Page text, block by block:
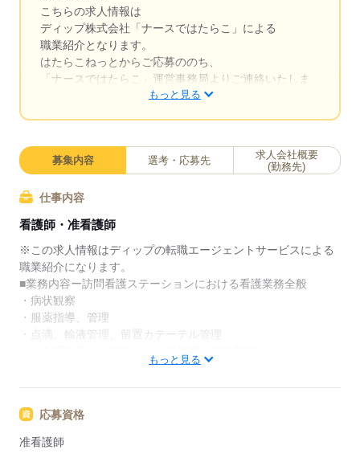
こちらの求人情報は
ディップ株式会社「ナースではたらこ」による
職業紹介となります。
はたらこねっとからご応募ののち、
「ナースではたらこ」運営事務局よりご連絡いたしま
求職中の看護師さんの転職を専任の
キャリアアドバイザーが入職まで無料でサポートいた
日本最大級の求人情報の中からぴったりな求人をご紹
介。
履歴書作成のアドバイスや面接日の調整だけでなく、
お給料、お休み、入職時期の交渉もサポートします。
【もちろん無料】
費用は一切かかりません。
もっと見る
募集内容 選考・応募先
求人会社概要
(勤務先)
仕事内容
看護師・准看護師
※この求人情報はディップの転職エージェントサービスによる
職業紹介になります。
■業務内容ー訪問看護ステーションにおける看護業務全般
・病状観察
・服薬指導、管理
・点滴、輸液管理、留置カテーテル管理
●訪問先：在宅、施設
●訪問方法：社用車使用
もっと見る
応募資格
准看護師